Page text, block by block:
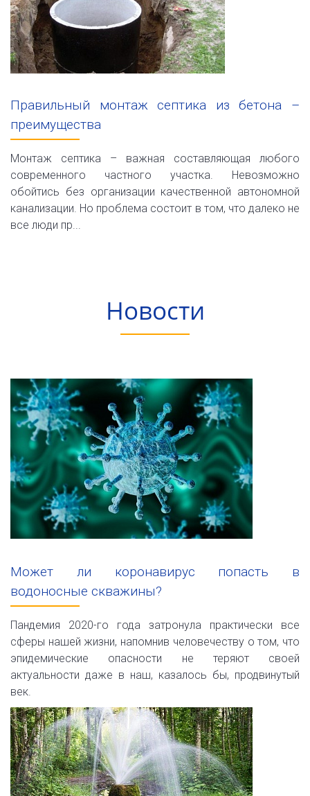
Правильный монтаж септика из бетона –
преимущества
Монтаж септика – важная составляющая любого
современного частного участка. Невозможно
обойтись без организации качественной автономной
канализации. Но проблема состоит в том, что далеко не
все люди пр...
Новости
Может ли коронавирус попасть в
водоносные скважины?
Пандемия 2020-го года затронула практически все
сферы нашей жизни, напомнив человечеству о том, что
эпидемические опасности не теряют своей
актуальности даже в наш, казалось бы, продвинутый
век.